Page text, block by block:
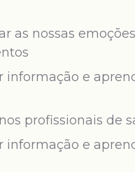
as nossas
informação e
profissionais de
informação e